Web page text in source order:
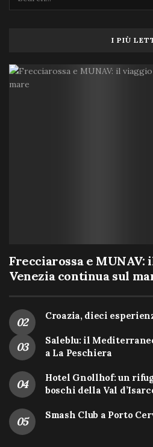
I PIÙ
Frecciarossa e MUNAV:
Venezia continua sul
Croazia, dieci
Saleblu: il
a La Peschiera
Hotel Gnollhof: un
boschi della Val
Smash Club a Porto